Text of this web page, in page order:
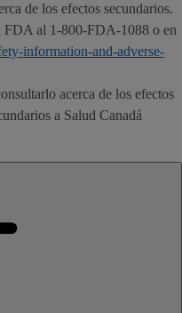
de los efectos secundarios.
FDA al 1-800-FDA-1088 o en
information-and-adverse-
acerca de los efectos
a Salud Canadá